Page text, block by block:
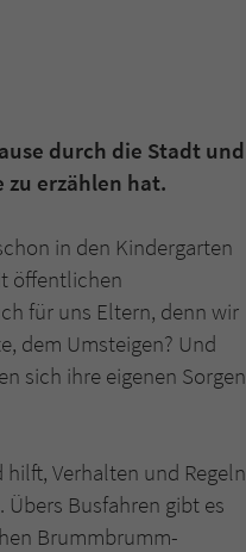
durch die Stadt und
zu erzählen hat.
in den Kindergarten
öffentlichen
für uns Eltern, denn wir
dem Umsteigen? Und
sich ihre eigenen Sorgen
Verhalten und Regeln
Busfahren gibt es
Brummbrumm-
GmbH & Co. KG
die Kommunikation der
Benutzer. Es wird benötigt um z. B.
des Kontaktformulars zu